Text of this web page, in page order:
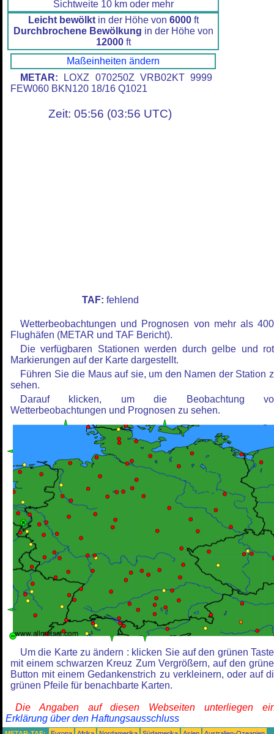
Sichtweite 10 km oder mehr
Leicht bewölktin der Höhe von 6000ft
Durchbrochene Bewölkung in der Höhe von
12000ft
Maßeinheiten ändern
METAR: LOXZ 070250Z VRB02KT 9999
FEW060 BKN120 18/16 Q1021
Zeit: 05:56 (03:56 UTC)
TAF: fehlend
Wetterbeobachtungen und Prognosen von mehr als
Flughäfen (METAR und TAF Bericht).
Die verfügbaren Stationen werden durch gelbe und
Markierungen auf der Karte dargestellt.
Führen Sie die Maus auf sie, um den Namen der Station
sehen.
Darauf klicken, um die Beobachtung
Wetterbeobachtungen und Prognosen zu sehen.
Um die Karte zu ändern : klicken Sie auf den grünen
mit einem schwarzen Kreuz Zum Vergrößern, auf den
Button mit einem Gedankenstrich zu verkleinern, oder auf
grünen Pfeile für benachbarte Karten.
Die Angaben auf diesen Webseiten unterliegen
Erklärung über den Haftungsausschluss